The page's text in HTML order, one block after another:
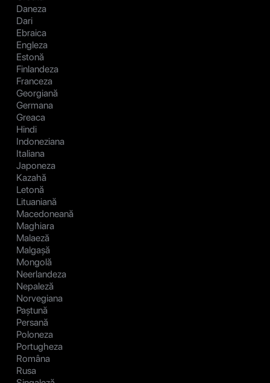
Daneza
Dari
Ebraica
Engleza
Estonă
Finlandeza
Franceza
Georgiană
Germana
Greaca
Hindi
Indoneziana
Italiana
Japoneza
Kazahă
Letonă
Lituaniană
Macedoneană
Maghiara
Malaeză
Malgașă
Mongolă
Neerlandeza
Nepaleză
Norvegiana
Paștună
Persană
Poloneza
Portugheza
Româna
Rusa